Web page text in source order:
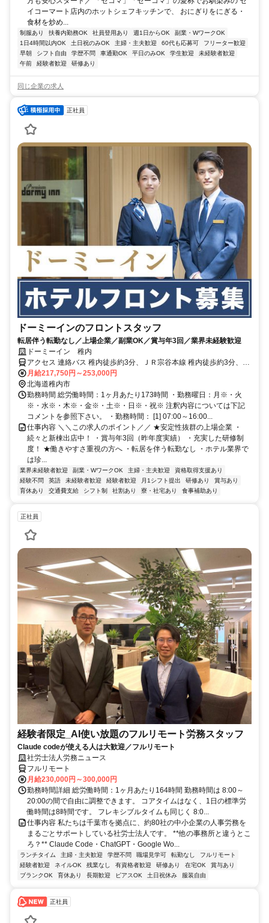
イコーマート店内のホットシェフキッチンで、 おにぎりをにぎる・
食材を炒め...
制服あり 扶養内勤務OK 社員登用あり 週1日からOK
副業・WワークOK
1日4時間以内OK
土日祝のみOK 主婦・主夫歓迎 60代も応募可
フリーター歓迎
早朝
シフト自由 学歴不問 車通勤OK 平日のみOK 学生歓迎
未経験者歓迎
午前
経験者歓迎 研修あり
同じ企業の求人
正社員
ドーミーインのフロントスタッフ
転居伴う転勤なし／上場企業／副業OK／賞与年3回／業界未経験歓迎
ドーミーイン 稚内
アクセス 連絡バス 稚内徒歩約3分、ＪＲ宗谷本線 稚内徒歩約3分、Ｊ
Ｒ宗谷本線 南稚内徒歩約31分
月給217,750円～253,000円
北海道稚内市
勤務時間 総労働時間：1ヶ月あたり173時間 ・勤務曜日：月※・火
※・水※・木※・金※・土※・日※・祝※ 注釈内容については下記
コメントを参照下さい。 ・勤務時間： [1] 07:00～16:00...
仕事内容 ＼＼この求人のポイント／／ ★安定性抜群の上場企業 ・
続々と新棟出店中！ ・賞与年3回（昨年度実績） ・充実した研修制
度！ ★働きやすさ重視の方へ ・転居を伴う転勤なし ・ホテル業界で
は珍...
業界未経験者歓迎 副業・WワークOK 主婦・主夫歓迎
資格取得支援あり
経験不問
英語 未経験者歓迎 経験者歓迎 月1シフト提出 研修あり
賞与あり
育休あり
交通費支給 シフト制 社割あり 寮・社宅あり 食事補助あり
正社員
経験者限定_AI使い放題のフルリモート労務スタッフ
Claude codeが使える人は大歓迎／フルリモート
社労士法人労務ニュース
フルリモート
月給230,000円～300,000円
勤務時間詳細 総労働時間：1ヶ月あたり164時間 勤務時間は 8:00～
20:00の間で自由に調整できます。 コアタイムはなく、1日の標準労
働時間は8時間です。 フレキシブルタイムも同じく 8:0...
仕事内容 私たちは千葉市を拠点に、約80社の中小企業の人事労務を
まるごとサポートしている社労士法人です。 **他の事務所と違うとこ
ろ？** Claude Code・ChatGPT・Google Wo...
ランチタイム 主婦・主夫歓迎 学歴不問 職場見学可 転勤なし
フルリモート
経験者歓迎
ネイルOK 残業なし 有資格者歓迎 研修あり 在宅OK
賞与あり
ブランクOK
育休あり 長期歓迎 ピアスOK 土日祝休み 服装自由
正社員